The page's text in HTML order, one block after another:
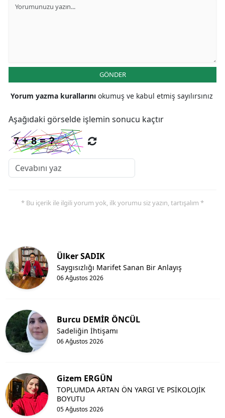
GÖNDER
Yorum yazma kurallarını okumuş ve kabul etmiş sayılırsınız
Aşağıdaki görselde işlemin sonucu kaçtır
* Bu içerik ile ilgili yorum yok, ilk yorumu siz yazın, tartışalım *
Ülker SADIK
06 Ağustos 2026
Saygısızlığı Marifet Sanan Bir Anlayış
Burcu DEMİR ÖNCÜL
06 Ağustos 2026
Sadeliğin İhtişamı
Gizem ERGÜN
05 Ağustos 2026
TOPLUMDA ARTAN ÖN YARGI VE PSİKOLOJİK
BOYUTU